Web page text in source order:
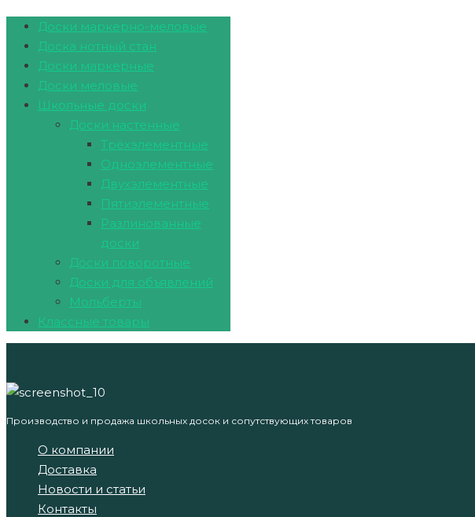
Доски маркерно-меловые
Доска нотный стан
Доски маркерные
Доски меловые
Школьные доски
Доски настенные
Трёхэлементные
Одноэлементные
Двухэлементные
Пятиэлементные
Разлинованные
доски
Доски поворотные
Доски для объявлений
Мольберты
Классные товары
Производство и продажа школьных досок и сопутствующих товаров
О компании
Доставка
Новости и статьи
Контакты